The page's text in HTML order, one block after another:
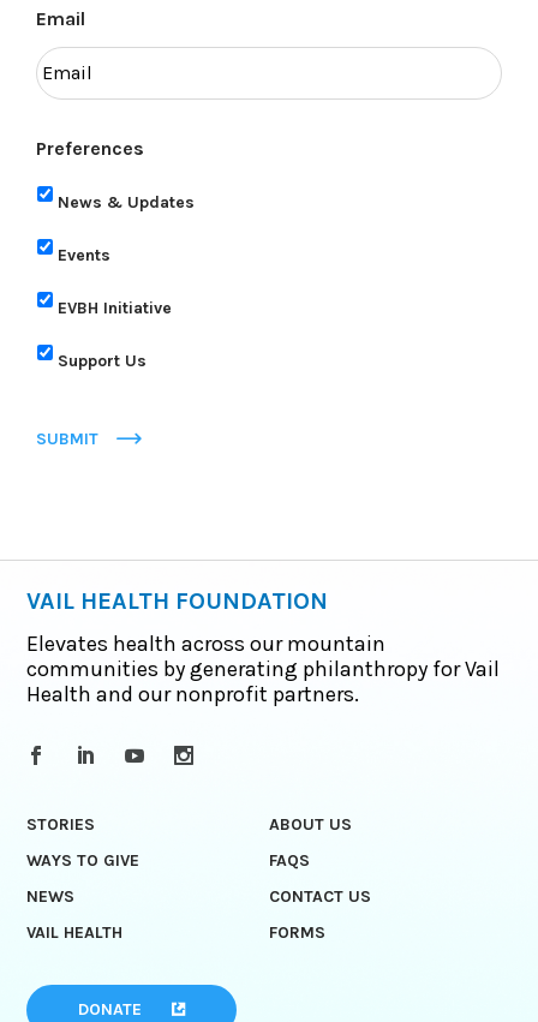
Email
Preferences
News & Updates
Events
EVBH Initiative
Support Us
SUBMIT
VAIL HEALTH FOUNDATION
Elevates health across our mountain
communities by generating philanthropy for Vail
Health and our nonprofit partners.
STORIES
ABOUT US
WAYS TO GIVE
FAQS
NEWS
CONTACT US
VAIL HEALTH
FORMS
DONATE